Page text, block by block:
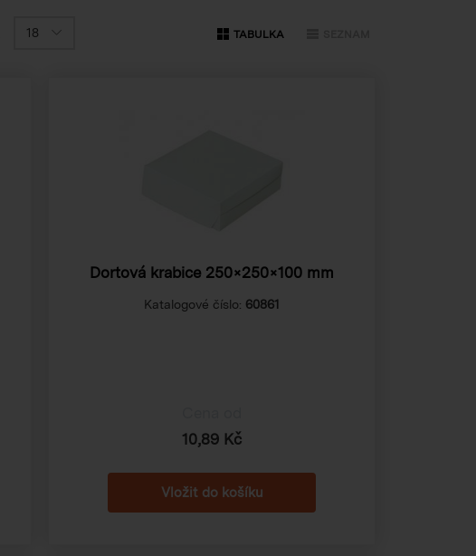
18 TABULKA
Dortová krabice 250×250×100 mm
Katalogové číslo: 60861
10,89 Kč